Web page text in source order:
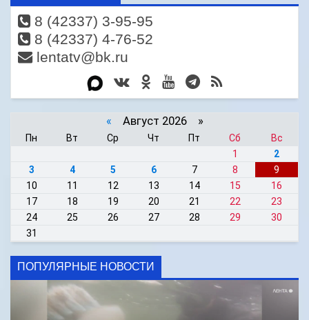
8 (42337) 3-95-95
8 (42337) 4-76-52
lentatv@bk.ru
« Август 2026 »
Пн Вт Ср Чт Пт Сб
Вс
1
2
3
4 5 6 7 8
9
10
11 12 13 14 15
16
17
18 19 20 21 22
23
24
25 26 27 28 29
30
31
ПОПУЛЯРНЫЕ НОВОСТИ